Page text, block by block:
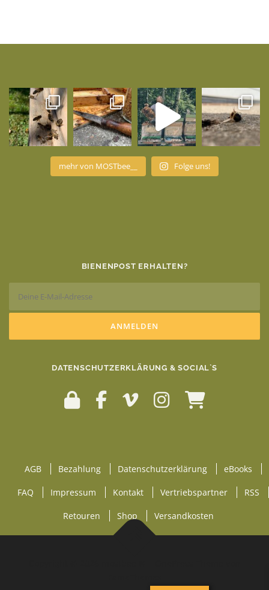
mehr von MOSTbee__ Folge uns!
BIENENPOST ERHALTEN?
DATENSCHUTZERKLÄRUNG & SOCIAL`S
AGB Bezahlung Datenschutzerklärung eBooks
FAQ Impressum Kontakt Vertriebspartner RSS
Retouren Shop Versandkosten